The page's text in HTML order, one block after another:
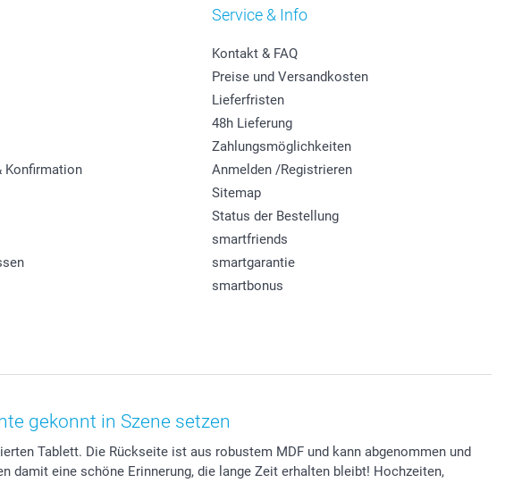
Konfirmation
Service & Info
Kontakt & FAQ
Preise und Versandkosten
Lieferfristen
48h Lieferung
Zahlungsmöglichkeiten
Anmelden /Registrieren
Sitemap
Status der Bestellung
smartfriends
smartgarantie
smartbonus
gekonnt in Szene setzen
Tablett. Die Rückseite ist aus robustem MDF und kann abgenommen und
damit eine schöne Erinnerung, die lange Zeit erhalten bleibt! Hochzeiten,